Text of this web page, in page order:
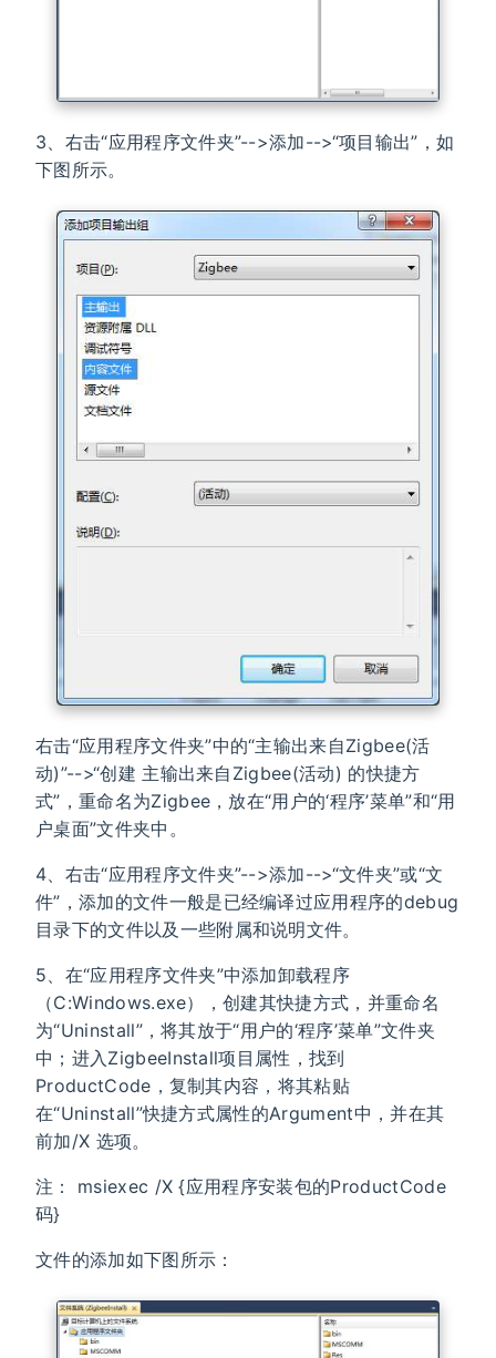
3、右击“应用程序文件夹”-->添加-->“项目输出”，如
下图所示。
右击“应用程序文件夹”中的“主输出来自Zigbee(活
动)”-->“创建 主输出来自Zigbee(活动) 的快捷方
式”，重命名为Zigbee，放在“用户的‘程序’菜单”和“用
户桌面”文件夹中。
4、右击“应用程序文件夹”-->添加-->“文件夹”或“文
件”，添加的文件一般是已经编译过应用程序的debug
目录下的文件以及一些附属和说明文件。
5、在“应用程序文件夹”中添加卸载程序
（C:Windows.exe），创建其快捷方式，并重命名
为“Uninstall”，将其放于“用户的‘程序’菜单”文件夹
中；进入ZigbeeInstall项目属性，找到
ProductCode，复制其内容，将其粘贴
在“Uninstall”快捷方式属性的Argument中，并在其
前加/X 选项。
注： msiexec /X {应用程序安装包的ProductCode
码}
文件的添加如下图所示：